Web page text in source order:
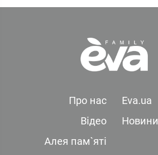
Про нас
Eva.ua
Відео
Новини
Алея пам`яті